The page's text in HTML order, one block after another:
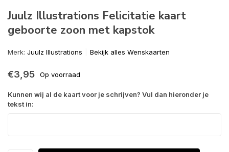
Juulz Illustrations Felicitatie kaart
geboorte zoon met kapstok
Merk: Juulz Illustrations Bekijk alles Wenskaarten
€3,95 Op voorraad
Kunnen wij al de kaart voor je schrijven? Vul dan hieronder je
tekst in: